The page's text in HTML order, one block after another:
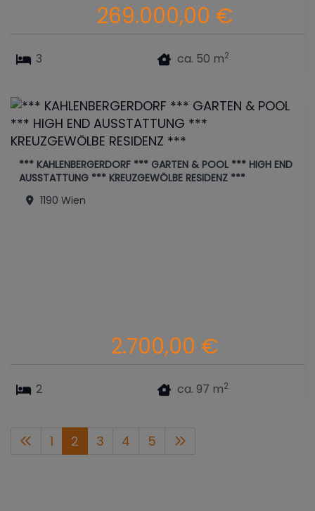
3 ca. 50 m2
269.000,00 €
*** KAHLENBERGERDORF *** GARTEN & POOL *** HIGH END
AUSSTATTUNG *** KREUZGEWÖLBE RESIDENZ ***
1190 Wien
2 ca. 97 m2
2.700,00 €
1 2 3 4 5